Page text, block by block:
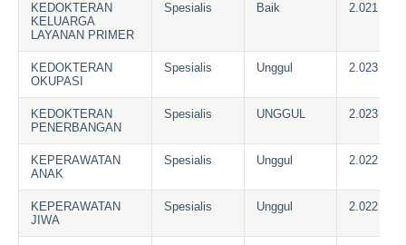
KEDOKTERAN
KELUARGA
LAYANAN PRIMER
Spesialis Baik 2.021
KEDOKTERAN
OKUPASI
Spesialis Unggul 2.023
KEDOKTERAN
PENERBANGAN
Spesialis UNGGUL 2.023
KEPERAWATAN
ANAK
Spesialis Unggul 2.022
KEPERAWATAN
JIWA
Spesialis Unggul 2.022